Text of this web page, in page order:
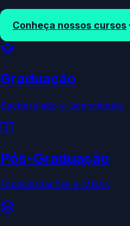
Conheça nossos cursos
Graduação
Bacharelado e Licenciatura
Pós-Graduação
Especializações e MBAs